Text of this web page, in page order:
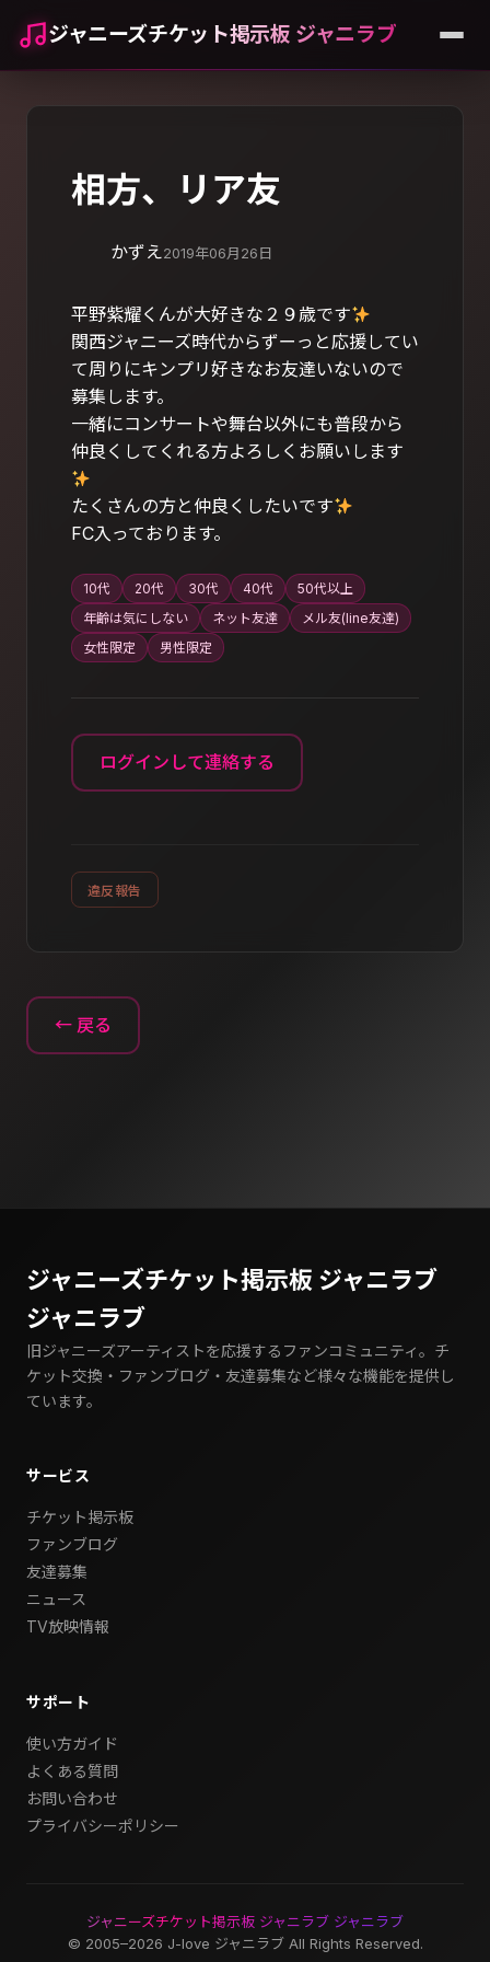
ジャニーズチケット掲示板 ジャニラブ
相方、リア友
かずえ2019年06月26日
平野紫耀くんが大好きな２９歳です
関西ジャニーズ時代からずーっと応援してい
て周りにキンプリ好きなお友達いないので
募集します。
一緒にコンサートや舞台以外にも普段から
仲良くしてくれる方よろしくお願いします
たくさんの方と仲良くしたいです
FC入っております。
10代 20代 30代 40代
50代以上
年齢は気にしない
ネット友達
メル友(line友達)
女性限定
男性限定
ログインして連絡する
違反報告
← 戻る
ジャニーズチケット掲示板 ジャニラブ
ジャニラブ
旧ジャニーズアーティストを応援するファンコミュニティ。チ
ケット交換・ファンブログ・友達募集など様々な機能を提供し
ています。
サービス
チケット掲示板
ファンブログ
友達募集
ニュース
TV放映情報
サポート
使い方ガイド
よくある質問
お問い合わせ
プライバシーポリシー
ジャニーズチケット掲示板 ジャニラブ ジャニラブ
© 2005–2026 J-love ジャニラブ All Rights Reserved.